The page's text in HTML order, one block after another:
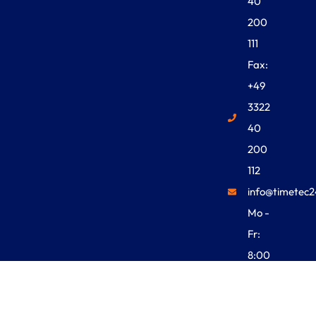
200
111
Fax:
+49
3322
40
200
112
Mo -
Fr:
8:00